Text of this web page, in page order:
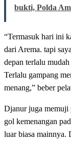
bukti, Polda
“Termasuk hari ini
dari Arema. tapi
depan terlalu
Terlalu gampang
menang,” beber
Djanur juga memuji
gol kemenangan
luar biasa mainnya.